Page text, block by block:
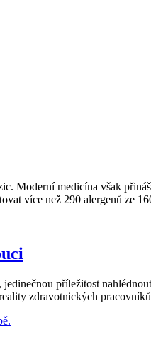
Moderní medicína však
více než 290 alergenů ze
příležitost
zdravotnických